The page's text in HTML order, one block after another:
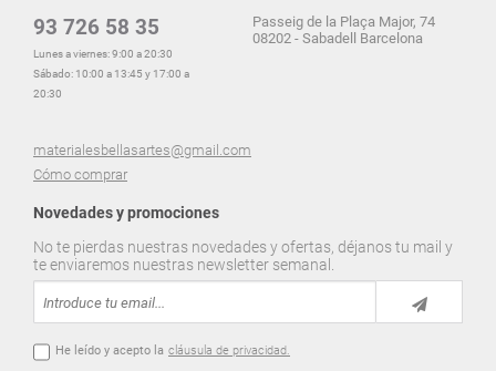
93 726 58 35
Lunes a viernes: 9:00 a 20:30
Sábado: 10:00 a 13:45 y 17:00 a
20:30
materialesbellasartes@gmail.com
Cómo comprar
Passeig de la Plaça Major, 74
08202 - Sabadell Barcelona
Novedades y promociones
No te pierdas nuestras novedades y ofertas, déjanos tu mail y
te enviaremos nuestras newsletter semanal.
He leído y acepto la cláusula de privacidad.